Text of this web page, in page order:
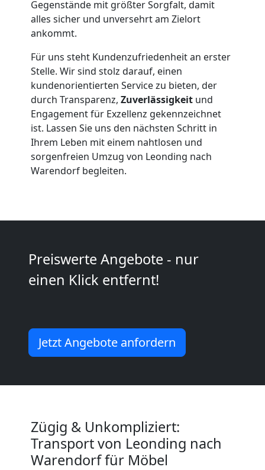
Gegenstände mit größter Sorgfalt, damit
alles sicher und unversehrt am Zielort
ankommt.
Für uns steht Kundenzufriedenheit an erster
Stelle. Wir sind stolz darauf, einen
kundenorientierten Service zu bieten, der
durch Transparenz, Zuverlässigkeit und
Engagement für Exzellenz gekennzeichnet
ist. Lassen Sie uns den nächsten Schritt in
Ihrem Leben mit einem nahtlosen und
sorgenfreien Umzug von Leonding nach
Warendorf begleiten.
Preiswerte Angebote - nur
einen Klick entfernt!
Jetzt Angebote anfordern
Zügig & Unkompliziert:
Transport von Leonding nach
Warendorf für Möbel
Leonding
Beiladung
Leonding
Mini
Umzug
Umzug
LKW
Kunsttransport